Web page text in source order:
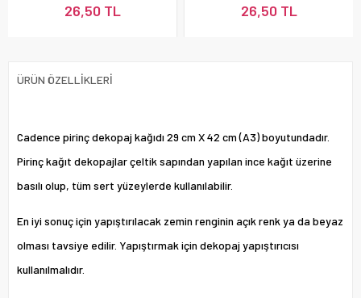
26,50 TL 26,50 TL
ÜRÜN ÖZELLIKLERI
Cadence pirinç dekopaj kağıdı 29 cm X 42 cm (A3) boyutundadır.
Pirinç kağıt dekopajlar çeltik sapından yapılan ince kağıt üzerine
basılı olup, tüm sert yüzeylerde kullanılabilir.
En iyi sonuç için yapıştırılacak zemin renginin açık renk ya da beyaz
olması tavsiye edilir. Yapıştırmak için dekopaj yapıştırıcısı
kullanılmalıdır.